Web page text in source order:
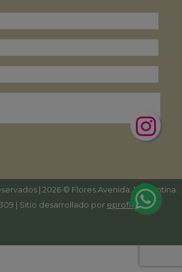
| 2026 © Flores Avenida. | Argentina.
| Sitio desarrollado por eproficio